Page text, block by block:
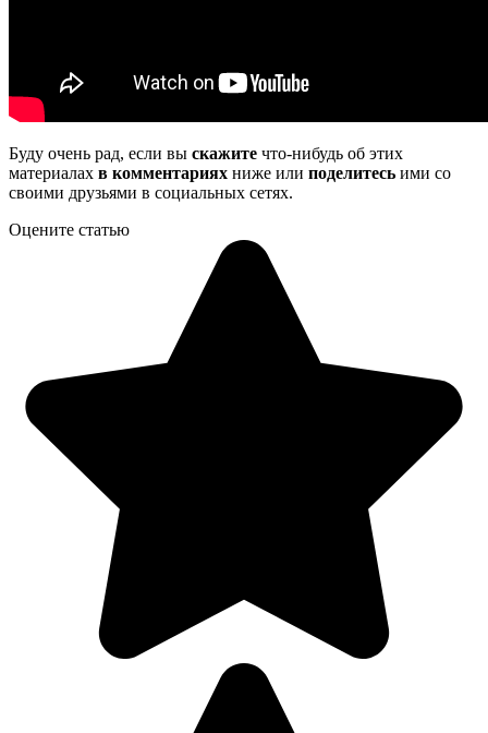
Буду очень рад, если вы скажите что-нибудь об этих
материалах в комментариях ниже или поделитесь ими со
своими друзьями в социальных сетях.
Оцените статью